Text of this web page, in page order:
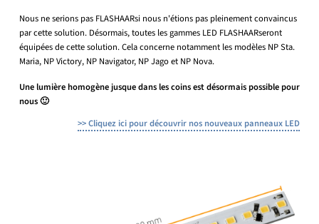
Nous ne serions pas FLASHAARsi nous n'étions pas pleinement convaincus
par cette solution. Désormais, toutes les gammes LED FLASHAARseront
équipées de cette solution. Cela concerne notamment les modèles NP Sta.
Maria, NP Victory, NP Navigator, NP Jago et NP Nova.
Une lumière homogène jusque dans les coins est désormais possible pour
nous 🙂
>> Cliquez ici pour découvrir nos nouveaux panneaux LED